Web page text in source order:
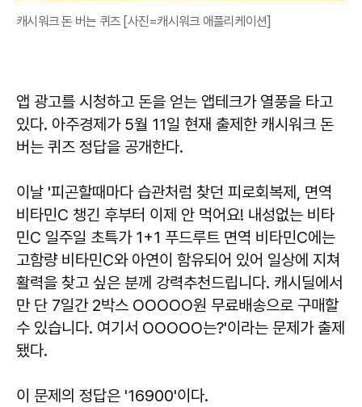
캐시워크 돈 버는 퀴즈 [사진=캐시워크 애플리케이션]
앱 광고를 시청하고 돈을 얻는 앱테크가 열풍을 타고
있다. 아주경제가 5월 11일 현재 출제한 캐시워크 돈
버는 퀴즈 정답을 공개한다.
이날 '피곤할때마다 습관처럼 찾던 피로회복제, 면역
비타민C 챙긴 후부터 이제 안 먹어요! 내성없는 비타
민C 일주일 초특가 1+1 푸드루트 면역 비타민C에는
고함량 비타민C와 아연이 함유되어 있어 일상에 지쳐
활력을 찾고 싶은 분께 강력추천드립니다. 캐시딜에서
만 단 7일간 2박스 OOOOO원 무료배송으로 구매할
수 있습니다. 여기서 OOOOO는?'이라는 문제가 출제
됐다.
이 문제의 정답은 '16900'이 다.